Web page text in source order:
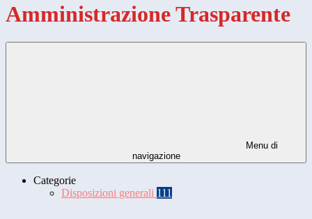
Amministrazione Trasparente
Menu di
navigazione
Categorie
Disposizioni generali 111